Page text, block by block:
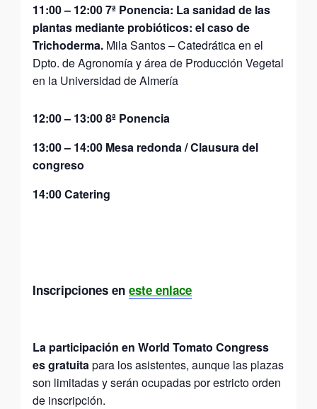
11:00– 12:007ª Ponencia: La sanidad de las
plantas mediante probióticos: el caso de
Trichoderma. Mila Santos – Catedrática en el
Dpto. de Agronomía y área de Producción Vegetal
en la Universidad de Almería
12:00– 13:008ª Ponencia
13:00– 14:00 Mesa redonda / Clausura del
congreso
14:00Catering
Inscripciones en este enlace
La participación en World Tomato Congress
es gratuita para los asistentes, aunque las plazas
son limitadas y serán ocupadas por estricto orden
de inscripción.